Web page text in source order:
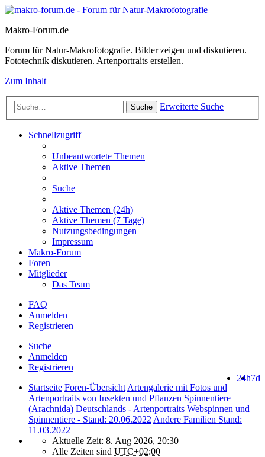
Makro-Forum.de
Forum für Natur-Makrofotografie. Bilder zeigen und diskutieren.
Fototechnik diskutieren. Artenportraits erstellen.
Zum Inhalt
Suche Erweiterte Suche
Schnellzugriff
Unbeantwortete Themen
Aktive Themen
Suche
Aktive Themen (24h)
Aktive Themen (7 Tage)
Nutzungsbedingungen
Impressum
Makro-Forum
Foren
Mitglieder
Das Team
FAQ
Anmelden
Registrieren
Suche
Anmelden
Registrieren
7d
24h
Startseite Foren-Übersicht Artengalerie mit Fotos und
Artenportraits von Insekten und Pflanzen Spinnentiere
(Arachnida) Deutschlands - Artenportraits Webspinnen und
Spinnentiere - Stand: 20.06.2022 Andere Familien Stand:
11.03.2022
Aktuelle Zeit: 8. Aug 2026, 20:30
Alle Zeiten sind UTC+02:00